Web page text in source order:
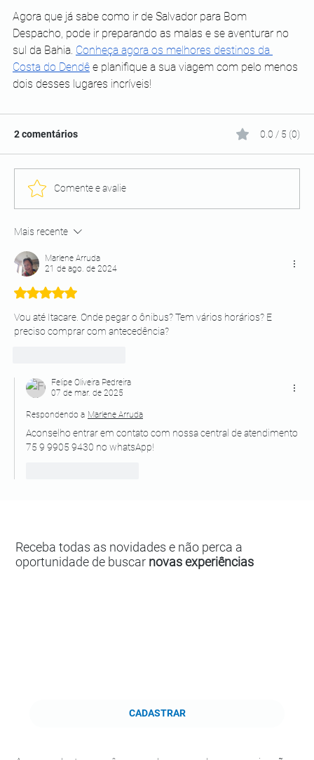
Agora que já sabe como ir de Salvador para Bom
Despacho, pode ir preparando as malas e se aventurar no
sul da Bahia. Conheça agora os melhores destinos da
Costa do Dendê e planifique a sua viagem com pelo menos
dois desses lugares incríveis!
2 comentários 0.0 / 5 (0)
Comente e avalie
Mais recente
Marlene Arruda
21 de ago. de 2024
Avaliado com 5 de 5 estrelas.
Vou até Itacare. Onde pegar o ônibus? Tem vários horários? E
preciso comprar com antecedência?
Felipe Oliveira Pedreira
07 de mar. de 2025
Respondendo a Marlene Arruda
Aconselho entrar em contato com nossa central de atendimento
75 9 9905 9430 no whatsApp!
Receba todas as novidades e não perca a
oportunidade de buscar novas experiências
CADASTRAR